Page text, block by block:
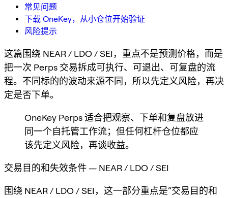
常见问题
下载 OneKey，从小仓位开始验证
风险提示
这篇围绕 NEAR / LDO / SEI，重点不是预测价格，而是
把一次 Perps 交易拆成可执行、可退出、可复盘的流
程。不同标的的波动来源不同，所以先定义风险，再决
定是否下单。
OneKey Perps 适合把观察、下单和复盘放进
同一个自托管工作流；但任何杠杆仓位都应
该先定义风险，再谈收益。
交易目的和失效条件 — NEAR / LDO / SEI
围绕 NEAR / LDO / SEI，这一部分重点是“交易目的和